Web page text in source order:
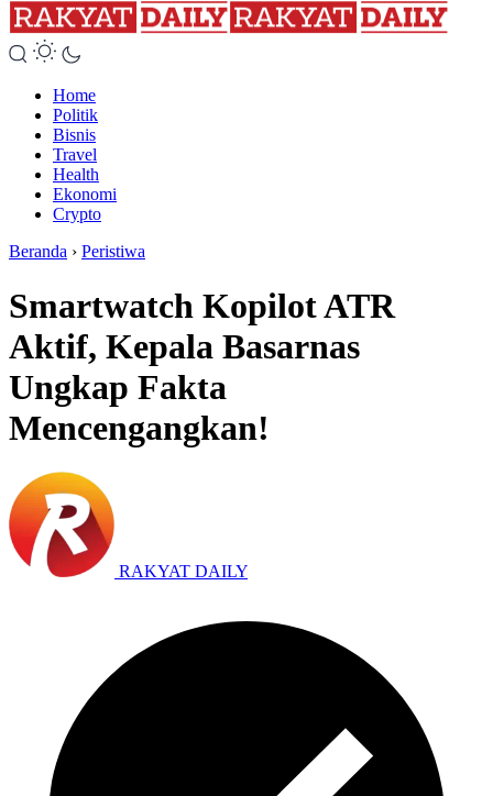
Home
Politik
Bisnis
Travel
Health
Ekonomi
Crypto
Beranda › Peristiwa
Smartwatch Kopilot ATR
Aktif, Kepala Basarnas
Ungkap Fakta
Mencengangkan!
RAKYAT DAILY